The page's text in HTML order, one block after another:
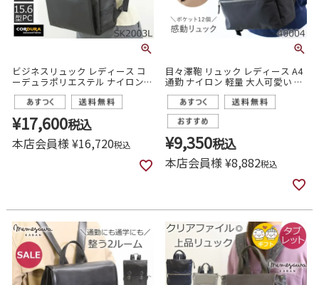
ビジネスリュック レディース コ
ーデュラポリエステル ナイロン
大容量 B4 15インチPC ビジネスバ
ッグ 目々澤鞄 sk2003l
¥17,600税込
本店会員様¥16,720税込
目々澤鞄 リュック レディース A4
通勤 ナイロン 軽量 大人可愛い 撥
水 旅行 N.F 40004
¥9,350税込
本店会員様¥8,882税込